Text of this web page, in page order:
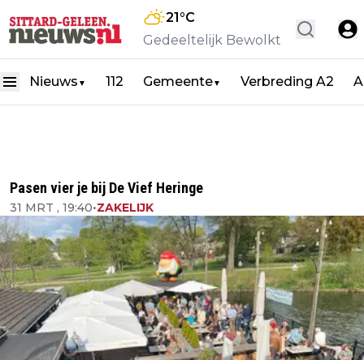
21°C
Gedeeltelijk Bewolkt
Nieuws ▼ 112 Gemeente▼ Verbreding A2
Pasen vier je bij De Vief Heringe
31 MRT , 19:40•ZAKELIJK